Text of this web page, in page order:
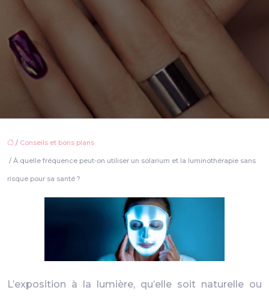
/ Conseils et bons plans
/ À quelle fréquence peut-on utiliser un solarium et la luminothérapie sans
risque pour sa santé ?
L’exposition à la lumière, qu’elle soit naturelle ou